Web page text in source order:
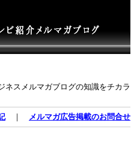
ネスメルマガブログの知識をチカラ
｜ メルマガ広告掲載のお問合せ